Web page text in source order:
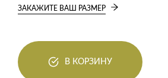
ЗАКАЖИТЕ ВАШ РАЗМЕР
В КОРЗИНУ